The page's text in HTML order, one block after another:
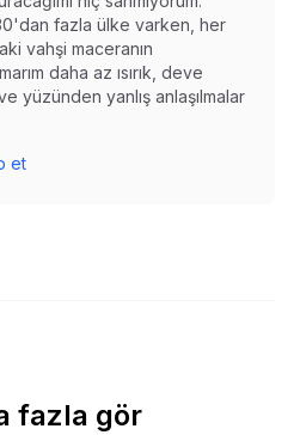
fazla ülke varken, her
vahşi maceranın
daha az ısırık, deve
yüzünden yanlış anlaşılmalar
et
fazla gör